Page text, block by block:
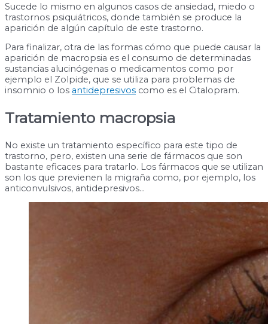
Sucede lo mismo en algunos casos de ansiedad, miedo o
trastornos psiquiátricos, donde también se produce la
aparición de algún capítulo de este trastorno.
Para finalizar, otra de las formas cómo que puede causar la
aparición de macropsia es el consumo de determinadas
sustancias alucinógenas o medicamentos como por
ejemplo el Zolpide, que se utiliza para problemas de
insomnio o los antidepresivos como es el Citalopram.
Tratamiento macropsia
No existe un tratamiento específico para este tipo de
trastorno, pero, existen una serie de fármacos que son
bastante eficaces para tratarlo. Los fármacos que se utilizan
son los que previenen la migraña como, por ejemplo, los
anticonvulsivos, antidepresivos…